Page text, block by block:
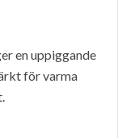
en uppiggande
för varma